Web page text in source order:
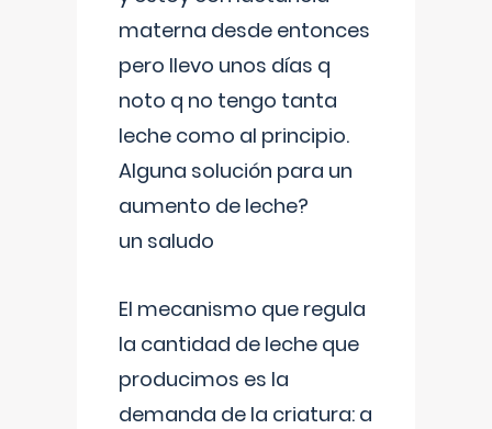
materna desde entonces
pero llevo unos días q
noto q no tengo tanta
leche como al principio.
Alguna solución para un
aumento de leche?
un saludo
El mecanismo que regula
la cantidad de leche que
producimos es la
demanda de la criatura: a